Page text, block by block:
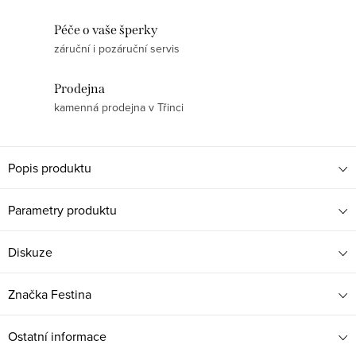
Péče o vaše šperky
záruční i pozáruční servis
Prodejna
kamenná prodejna v Třinci
Popis produktu
Parametry produktu
Diskuze
Značka Festina
Ostatní informace